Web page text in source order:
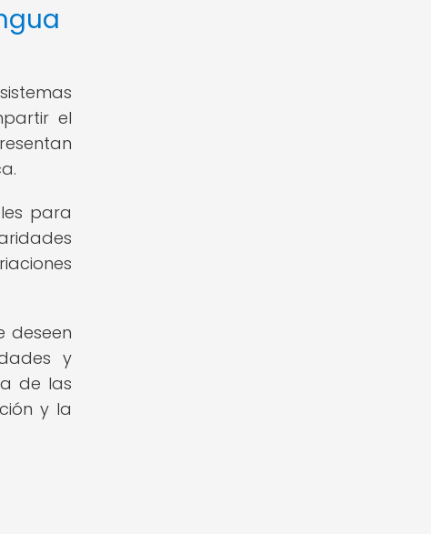
el
para
deseen
y
de las
y la